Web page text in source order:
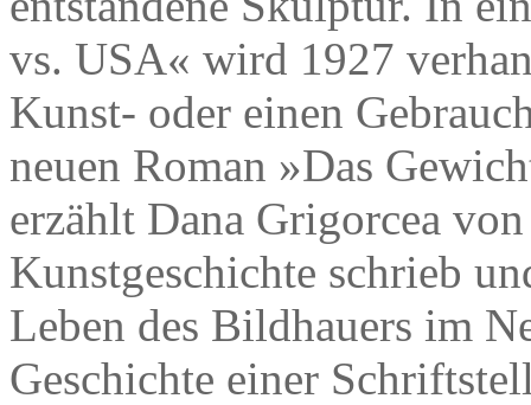
vs. USA« wird 1927
Kunst- oder einen
neuen Roman »Das
erzählt Dana Grigorcea
Kunstgeschichte schrieb
Leben des Bildhauers im
Geschichte einer